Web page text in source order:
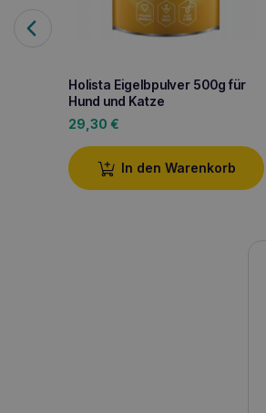
Holista Eigelbpulver 500g für
Hund und Katze
29,30 €
In den Warenkorb